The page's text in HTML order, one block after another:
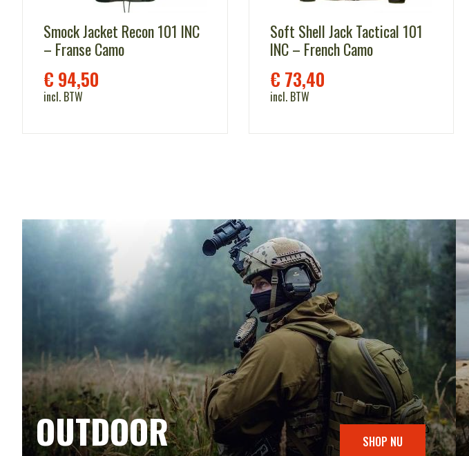
Smock Jacket Recon 101 INC
– Franse Camo
€ 94,50
incl. BTW
Soft Shell Jack Tactical 101
INC – French Camo
€ 73,40
incl. BTW
OUTDOOR SHOP NU